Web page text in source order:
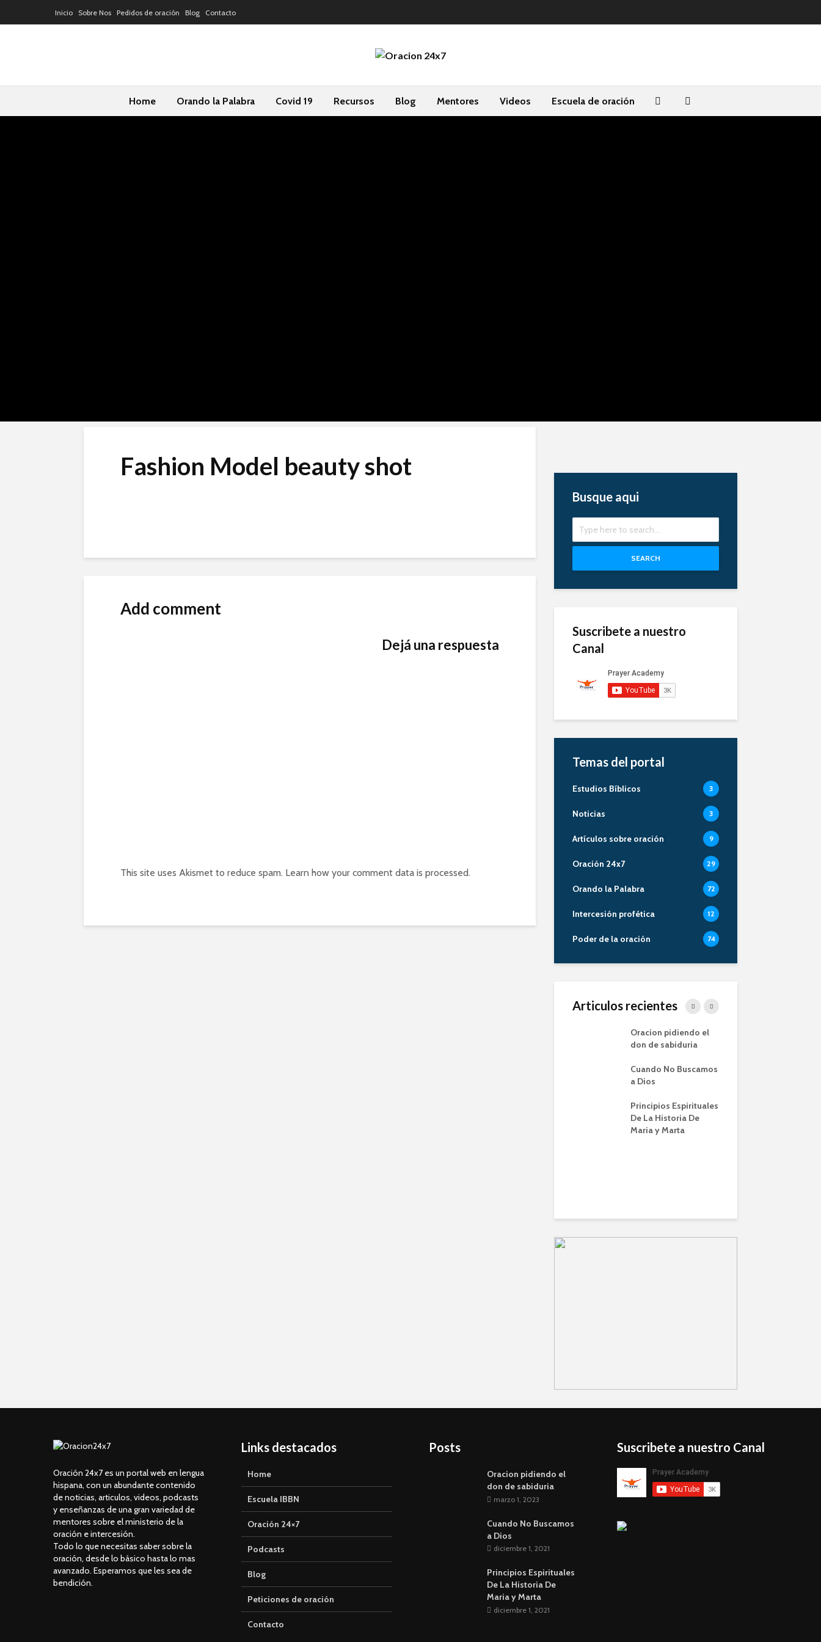
Inicio Sobre Nos Pedidos de oración Blog Contacto
Home Orando la Palabra Covid 19 Recursos Blog Mentores Videos Escuela de oración
Fashion Model beauty shot
Add comment
Dejá una respuesta
This site uses Akismet to reduce spam. Learn how your comment data is processed.
Busque aqui
SEARCH
Suscribete a nuestro
Canal
Temas del portal
Estudios Bíblicos 3
Noticias 3
Artículos sobre oración 9
Oración 24x7 29
Orando la Palabra 72
Intercesión profética 12
Poder de la oración 74
Articulos recientes
Oracion pidiendo el
don de sabiduria
Cuando No Buscamos
a Dios
Principios Espirituales
De La Historia De
Maria y Marta
Oración 24x7 es un portal web en lengua
hispana, con un abundante contenido
de noticias, articulos, videos, podcasts
y enseñanzas de una gran variedad de
mentores sobre el ministerio de la
oración e intercesión.
Todo lo que necesitas saber sobre la
oración, desde lo básico hasta lo mas
avanzado. Esperamos que les sea de
bendición.
Links destacados
Home
Escuela IBBN
Oración 24×7
Podcasts
Blog
Peticiones de oración
Contacto
Posts
Oracion pidiendo el
don de sabiduria
marzo 1, 2023
Cuando No Buscamos
a Dios
diciembre 1, 2021
Principios Espirituales
De La Historia De
Maria y Marta
diciembre 1, 2021
Suscribete a nuestro Canal